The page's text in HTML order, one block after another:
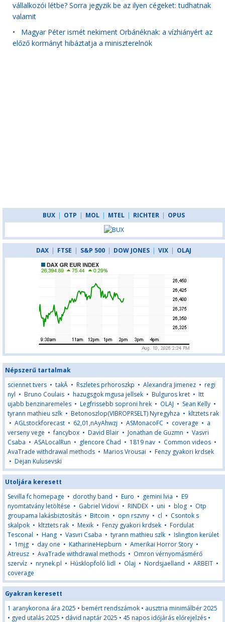
vállalkozói létbe? Sorra jegyzik be az ilyen cégeket: tudhatnak
valamit
• Magyar Péter ismét nekiment Orbánéknak: a vízhiányért az
előző kormányt hibáztatja a miniszterelnök
BUX | OTP | MOL | MTEL | RICHTER | OPUS
DAX | FTSE | S&P 500 | DOW JONES | VIX | OLAJ
Népszerű tartalmak
sciennet tvers • takĂ • Rszletes prhoroszkp • Alexandra Jimenez • regi
nyl • Bruno Coulais • hazugsgok mgusa jellsek • Bulguros kret • Itt
ujabb benzinaremeles • Legfrissebb soproni hrek • OLAJ • Sean Kelly •
tyrann mathieu szlk • Betonoszlop(VIBROPRSELT) Nyregyhza • kltztets rak
• AGLstockforecast • 62,01,nAyAhwzj • ASMonacoFC • coverage • a
verseny vege •fancybox • David Blair • Jonathan de Guzmn • Vasvri
Csaba • ASALocalRun • glencore Chad • 1819 nav • Common videos •
AvaTrade withdrawal methods • Marios Vrousai • Fenzy gyakori krdsek
• Dejan Kulusevski
Utoljára keresett
Sevilla fc homepage • dorothy band • Euro • gemini lvia • E9
nyomtatvány letöltése • Gabriel Vidovi • RINDEX • uni • blog • Otp
groupama lakásbiztosítás • Bitcoin • opn rszvny • cl • Csontok s
skalpok • kltztets rak • Mexik • Fenzy gyakori krdsek • Fordulat
Tesconal • Hang • Vasvri Csaba • tyrann mathieu szlk • Islington kerület
• 1mjg • day one • KatharineHepburn • Amerikai Horror Story •
Atreusz • AvaTrade withdrawal methods • Omron vérnyomásmérő
szervíz • nrynek.pl • Húsklopfoló lidl • Olaj • Nordsjaelland • ARBEIT •
coverage
Gyakran keresett
1 aranykorona ára 2025 • bemért rendszámok • ausztria minimálbér 2025
• gyed utalás 2025 • dávid naptár 2025 • 45 napos időjárás előrejelzés •